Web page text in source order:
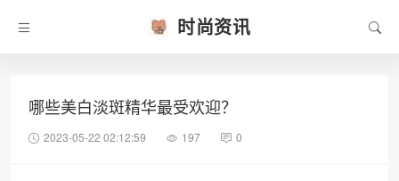
时尚资讯
哪些美白淡斑精华最受欢迎？
2023-05-22 02:12:59 197 0